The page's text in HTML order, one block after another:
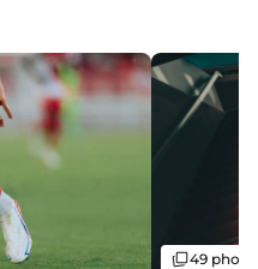
Galerie
49